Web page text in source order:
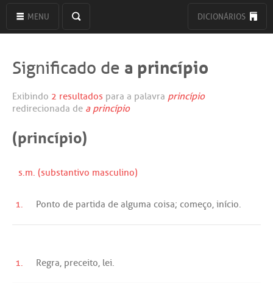
MENU DICIONÁRIOS
Significado de a princípio
Exibindo 2 resultados para a palavra princípio
redirecionada de a princípio
(princípio)
s.m. (substantivo masculino)
1. Ponto de partida de alguma coisa; começo, início.
1. Regra, preceito, lei.